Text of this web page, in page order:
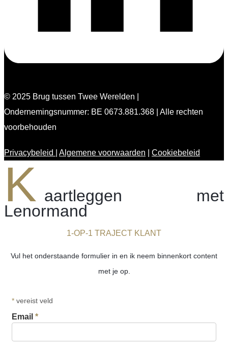
© 2025 Brug tussen Twee Werelden |
Ondernemingsnummer: BE 0673.881.368 | Alle rechten
voorbehouden
Privacybeleid Algemene voorwaarden Cookiebeleid
K aartleggen met
Lenormand
1-OP-1 TRAJECT KLANT
Vul het onderstaande formulier in en ik neem binnenkort content
met je op.
* vereist veld
Email *